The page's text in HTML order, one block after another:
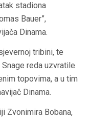
stadiona
Bauer”,
Dinama.
tribini, te
reda uzvratile
topovima, a u tim
Dinama.
Zvonimira Bobana,